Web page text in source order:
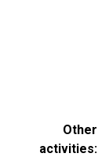
Other
activities